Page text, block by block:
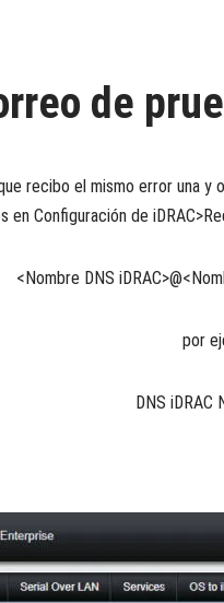
de
recibo el mismo error una y
Configuración de
<Nombre DNS
por
DNS iDRAC